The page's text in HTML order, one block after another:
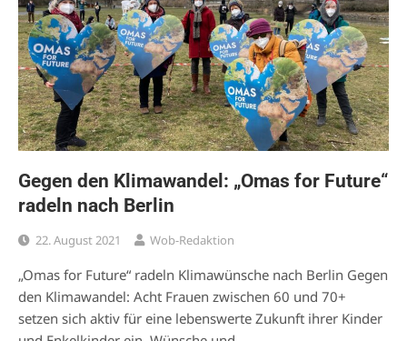
Gegen den Klimawandel: „Omas for Future“
radeln nach Berlin
22. August 2021 Wob-Redaktion
„Omas for Future“ radeln Klimawünsche nach Berlin Gegen
den Klimawandel: Acht Frauen zwischen 60 und 70+
setzen sich aktiv für eine lebenswerte Zukunft ihrer Kinder